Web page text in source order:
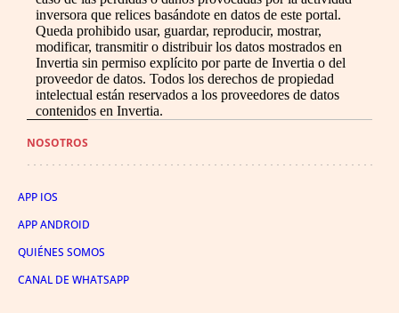
inversora que relices basándote en datos de este portal.
Queda prohibido usar, guardar, reproducir, mostrar,
modificar, transmitir o distribuir los datos mostrados en
Invertia sin permiso explícito por parte de Invertia o del
proveedor de datos. Todos los derechos de propiedad
intelectual están reservados a los proveedores de datos
contenidos en Invertia.
NOSOTROS
APP IOS
APP ANDROID
QUIÉNES SOMOS
CANAL DE WHATSAPP